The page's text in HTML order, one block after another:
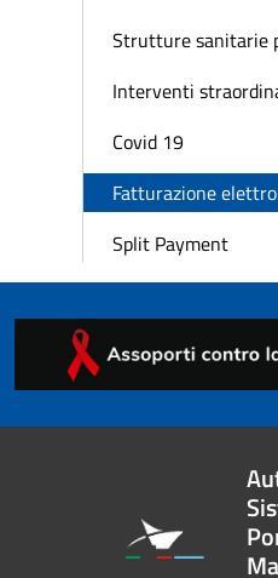
Strutture sanitarie
Interventi
Covid 19
Fatturazione
Split Payment